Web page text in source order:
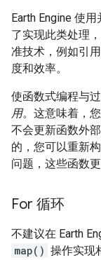
Earth Engine 使
了实现此类处理
准技术，例如引
度和效率。
使函数式编程与
用。这意味着，
不会更新函数外
的，您可以重新
问题，这些函数
For 循环
不建议在 Earth
map() 操作实现